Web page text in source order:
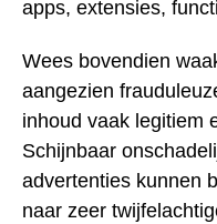
apps, extensies,
Wees bovendien
aangezien
inhoud vaak legitiem
Schijnbaar
advertenties kunnen
naar zeer